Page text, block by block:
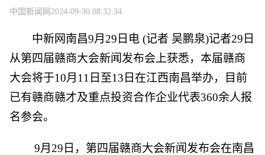
2024-09-30 08:32:34
中国新闻网
中新网南昌9月29日电 (记者 吴鹏泉)记者29日
从第四届赣商大会新闻发布会上获悉，本届赣商
大会将于10月11日至13日在江西南昌举办，目前
已有赣商赣才及重点投资合作企业代表360余人报
名参会。
9月29日，第四届赣商大会新闻发布会在南昌